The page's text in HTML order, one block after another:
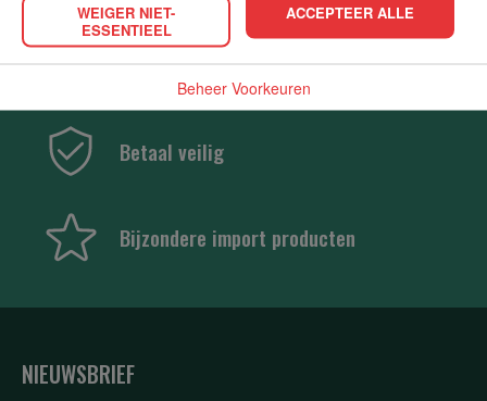
Tot de deur thuisbezorgd
Betaal veilig
Bijzondere import producten
NIEUWSBRIEF
WEIGER NIET-
ESSENTIEEL
ACCEPTEER ALLE
Beheer Voorkeuren